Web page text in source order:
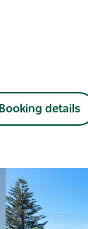
Booking details